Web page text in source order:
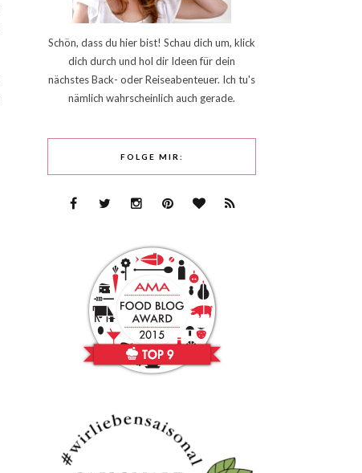
Schön, dass du hier bist! Schau dich um, klick
dich durch und hol dir Ideen für dein
nächstes Back- oder Reiseabenteuer. Ich tu's
nämlich wahrscheinlich auch gerade.
FOLGE MIR: